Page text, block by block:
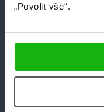
„Povolit vše“.